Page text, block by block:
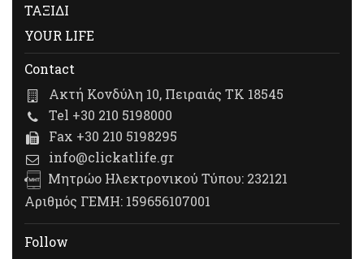
ΤΑΞΙΔΙ
YOUR LIFE
Contact
Ακτή Κονδύλη 10, Πειραιάς ΤΚ 18545
Tel +30 210 5198000
Fax +30 210 5198295
info@clickatlife.gr
Μητρώο Ηλεκτρονικού Τύπου: 232121
Αριθμός ΓΕΜΗ: 159656107001
Follow